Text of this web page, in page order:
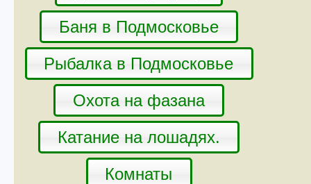
Баня в Подмосковье
Рыбалка в Подмосковье
Охота на фазана
Катание на лошадях.
Комнаты